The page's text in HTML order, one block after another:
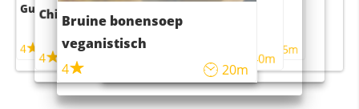
Guacamole
4
Chili con carne
4 45m
Bruine bonensoep
veganistisch
4
20m
Sushi rijstsalade
maaltijdsalade
40m
4 55m